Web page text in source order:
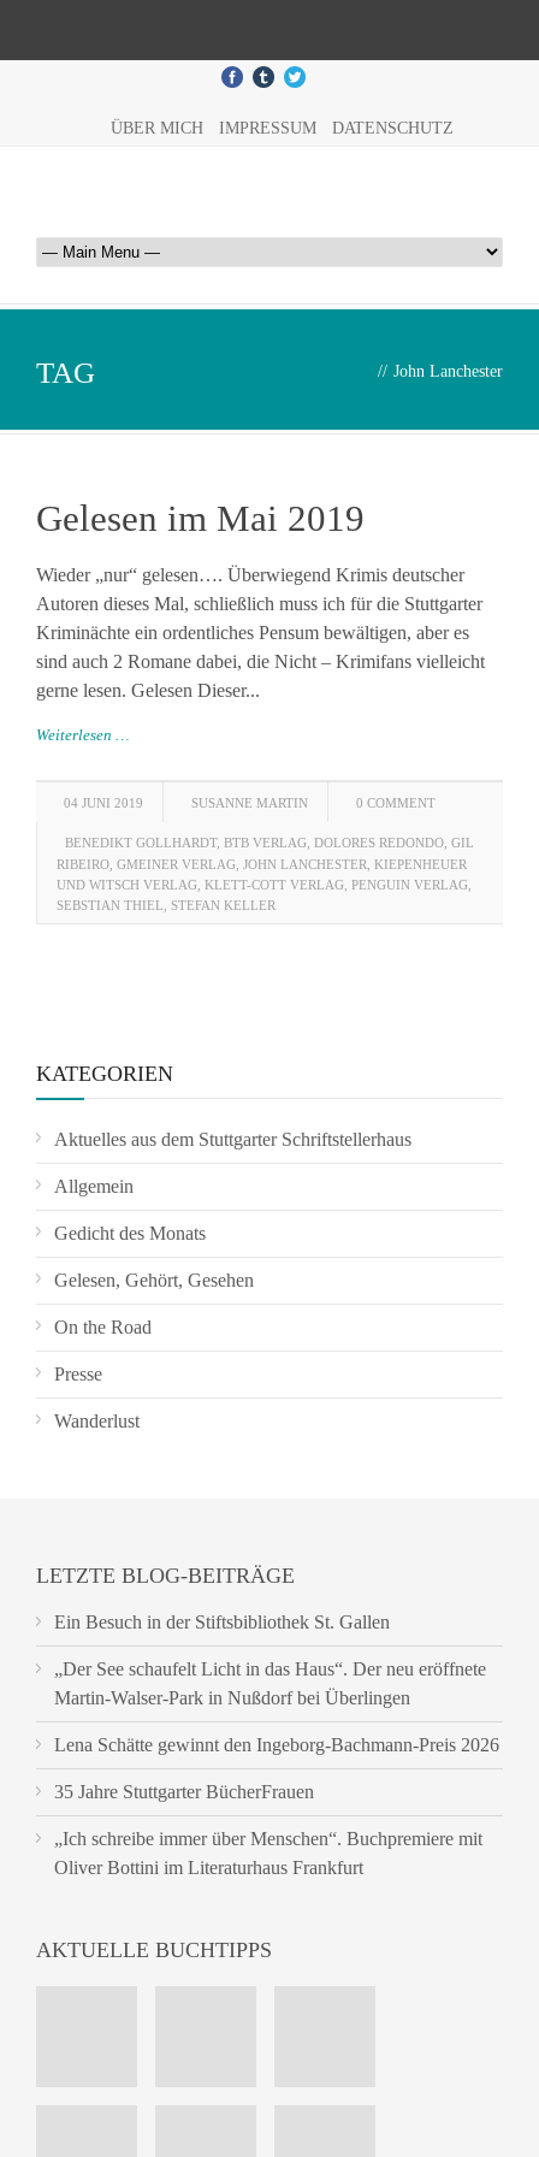
ÜBER MICH IMPRESSUM DATENSCHUTZ
TAG // John Lanchester
Gelesen im Mai 2019
Wieder „nur“ gelesen…. Überwiegend Krimis deutscher
Autoren dieses Mal, schließlich muss ich für die Stuttgarter
Kriminächte ein ordentliches Pensum bewältigen, aber es
sind auch 2 Romane dabei, die Nicht – Krimifans vielleicht
gerne lesen. Gelesen Dieser...
Weiterlesen …
04 JUNI 2019 SUSANNE MARTIN 0 COMMENT
BENEDIKT GOLLHARDT, BTB VERLAG DOLORES REDONDO GIL
RIBEIRO GMEINER VERLAG JOHN LANCHESTER KIEPENHEUER
UND WITSCH VERLAG KLETT-COTT VERLAG PENGUIN VERLAG
SEBSTIAN THIEL STEFAN KELLER
KATEGORIEN
Aktuelles aus dem Stuttgarter Schriftstellerhaus
Allgemein
Gedicht des Monats
Gelesen, Gehört, Gesehen
On the Road
Presse
Wanderlust
LETZTE BLOG-BEITRÄGE
Ein Besuch in der Stiftsbibliothek St. Gallen
„Der See schaufelt Licht in das Haus“. Der neu eröffnete
Martin-Walser-Park in Nußdorf bei Überlingen
Lena Schätte gewinnt den Ingeborg-Bachmann-Preis 2026
35 Jahre Stuttgarter BücherFrauen
„Ich schreibe immer über Menschen“. Buchpremiere mit
Oliver Bottini im Literaturhaus Frankfurt
AKTUELLE BUCHTIPPS